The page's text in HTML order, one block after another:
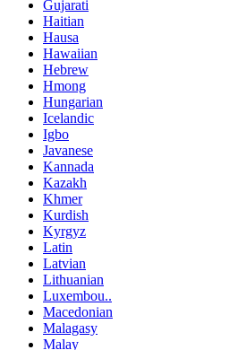
Gujarati
Haitian
Hausa
Hawaiian
Hebrew
Hmong
Hungarian
Icelandic
Igbo
Javanese
Kannada
Kazakh
Khmer
Kurdish
Kyrgyz
Latin
Latvian
Lithuanian
Luxembou..
Macedonian
Malagasy
Malay